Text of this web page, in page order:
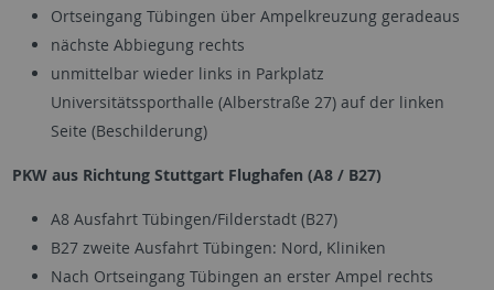
Ortseingang Tübingen über Ampelkreuzung geradeaus
nächste Abbiegung rechts
unmittelbar wieder links in Parkplatz
Universitätssporthalle (Alberstraße 27) auf der linken
Seite (Beschilderung)
PKW aus Richtung Stuttgart Flughafen (A8 / B27)
A8 Ausfahrt Tübingen/Filderstadt (B27)
B27 zweite Ausfahrt Tübingen: Nord, Kliniken
Nach Ortseingang Tübingen an erster Ampel rechts